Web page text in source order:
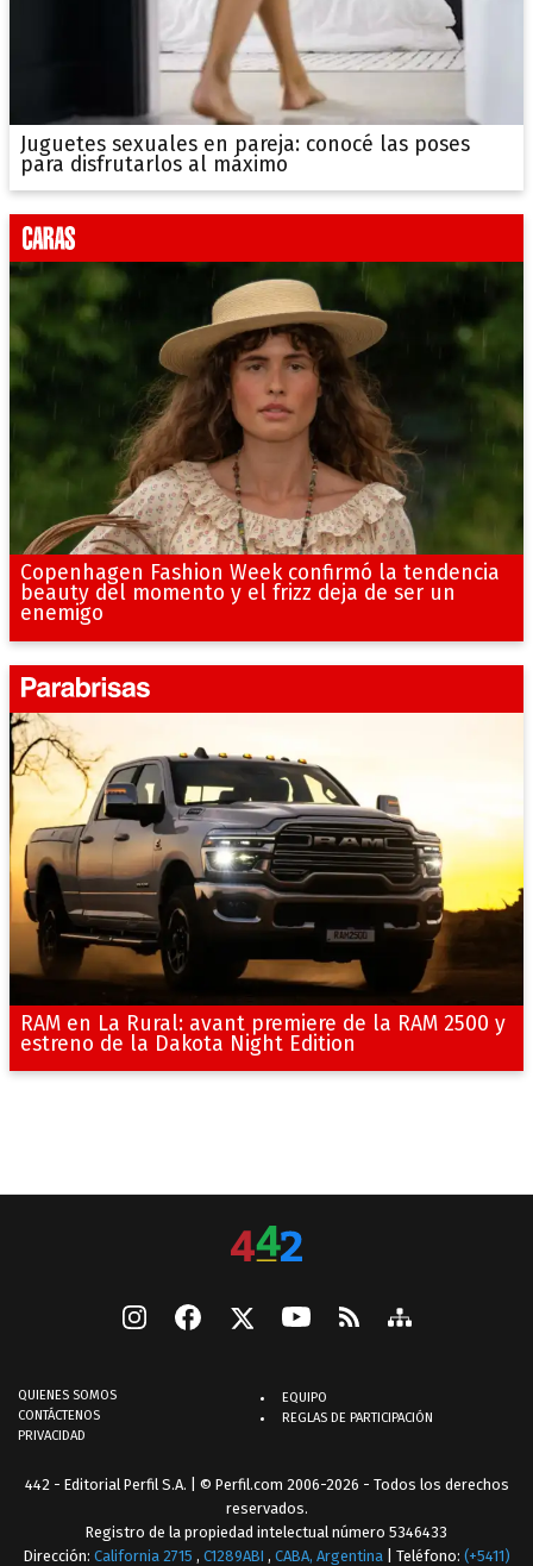
Juguetes sexuales en pareja: conocé las poses
para disfrutarlos al máximo
Copenhagen Fashion Week confirmó la tendencia
beauty del momento y el frizz deja de ser un
enemigo
RAM en La Rural: avant premiere de la RAM 2500 y
estreno de la Dakota Night Edition
QUIENES SOMOS
CONTÁCTENOS
PRIVACIDAD
EQUIPO
REGLAS DE PARTICIPACIÓN
442 - Editorial Perfil S.A. | © Perfil.com 2006-2026 - Todos los derechos
reservados.
Registro de la propiedad intelectual número 5346433
Dirección: California 2715 , C1289ABI , CABA, Argentina | Teléfono: (+5411)